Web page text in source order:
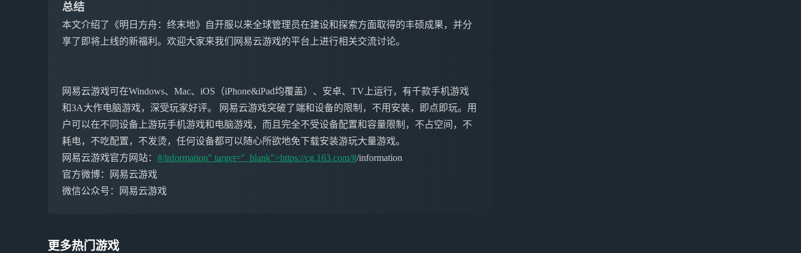
总结
本文介绍了《明日方舟：终末地》自开服以来全球管理员在建设和探索方面取得的丰硕成果，并分
享了即将上线的新福利。欢迎大家来我们网易云游戏的平台上进行相关交流讨论。
网易云游戏可在Windows、Mac、iOS（iPhone&iPad均覆盖）、安卓、TV上运行，有千款手机游戏
和3A大作电脑游戏，深受玩家好评。 网易云游戏突破了端和设备的限制，不用安装，即点即玩。用
户可以在不同设备上游玩手机游戏和电脑游戏，而且完全不受设备配置和容量限制，不占空间，不
耗电，不吃配置，不发烫，任何设备都可以随心所欲地免下载安装游玩大量游戏。
网易云游戏官方网站： #/information" target="_blank">https://cg.163.com/#/information
官方微博：网易云游戏
微信公众号：网易云游戏
更多热门游戏